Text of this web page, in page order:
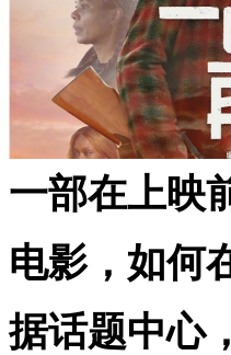
一部在上映
电影，如何
据话题中心